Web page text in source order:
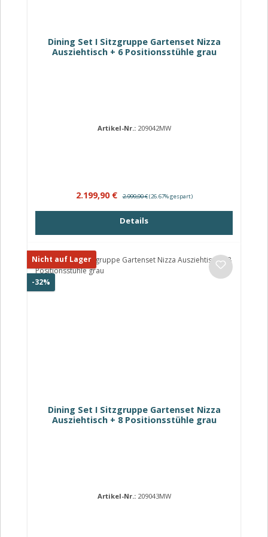
Dining Set I Sitzgruppe Gartenset Nizza
Ausziehtisch + 6 Positionsstühle grau
Artikel-Nr.: 209042MW
Verkaufspreis:
2.199,90 € Regulärer Preis:
2.999,90 €(26.67% gespart)
Details
Nicht auf Lager
-32%
Dining Set I Sitzgruppe Gartenset Nizza
Ausziehtisch + 8 Positionsstühle grau
Artikel-Nr.: 209043MW